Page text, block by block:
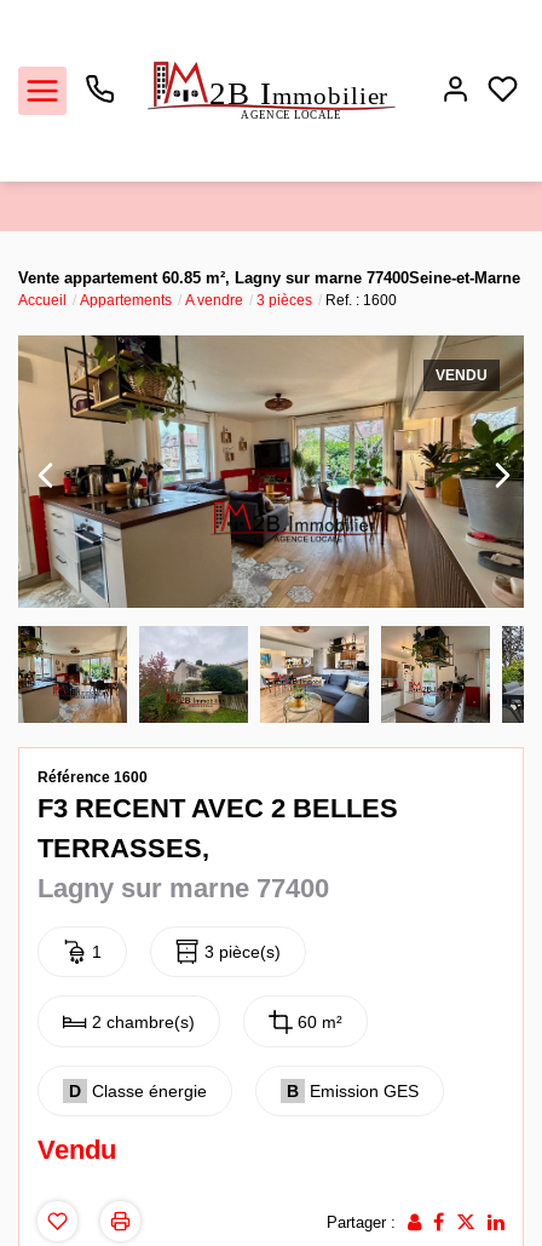
Locations
Estimation
Biens vendus
L'agence
Contact
Vente appartement 60.85 m², Lagny sur marne 77400Seine-et-Marne
Accueil Appartements A vendre 3 pièces Ref. : 1600
VENDU
Référence 1600
F3 RECENT AVEC 2 BELLES
TERRASSES,
Lagny sur marne 77400
1 3 pièce(s)
2 chambre(s) 60 m²
D Classe énergie B Emission GES
Vendu
Partager :